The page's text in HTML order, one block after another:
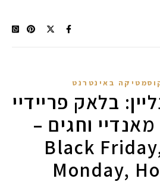
באינטרנט
בלאק פריידיי
וחגים –
Black
Monday,